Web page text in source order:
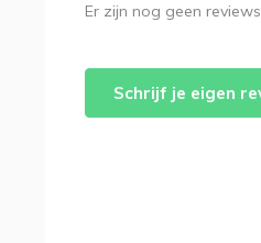
Er zijn nog geen
Schrijf je eigen